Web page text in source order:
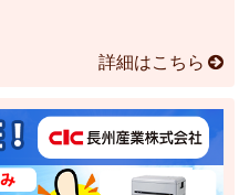
詳細はこちら